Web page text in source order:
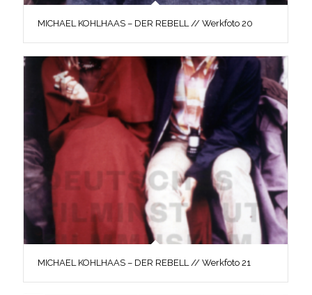
MICHAEL KOHLHAAS – DER REBELL // Werkfoto 20
MICHAEL KOHLHAAS – DER REBELL // Werkfoto 21